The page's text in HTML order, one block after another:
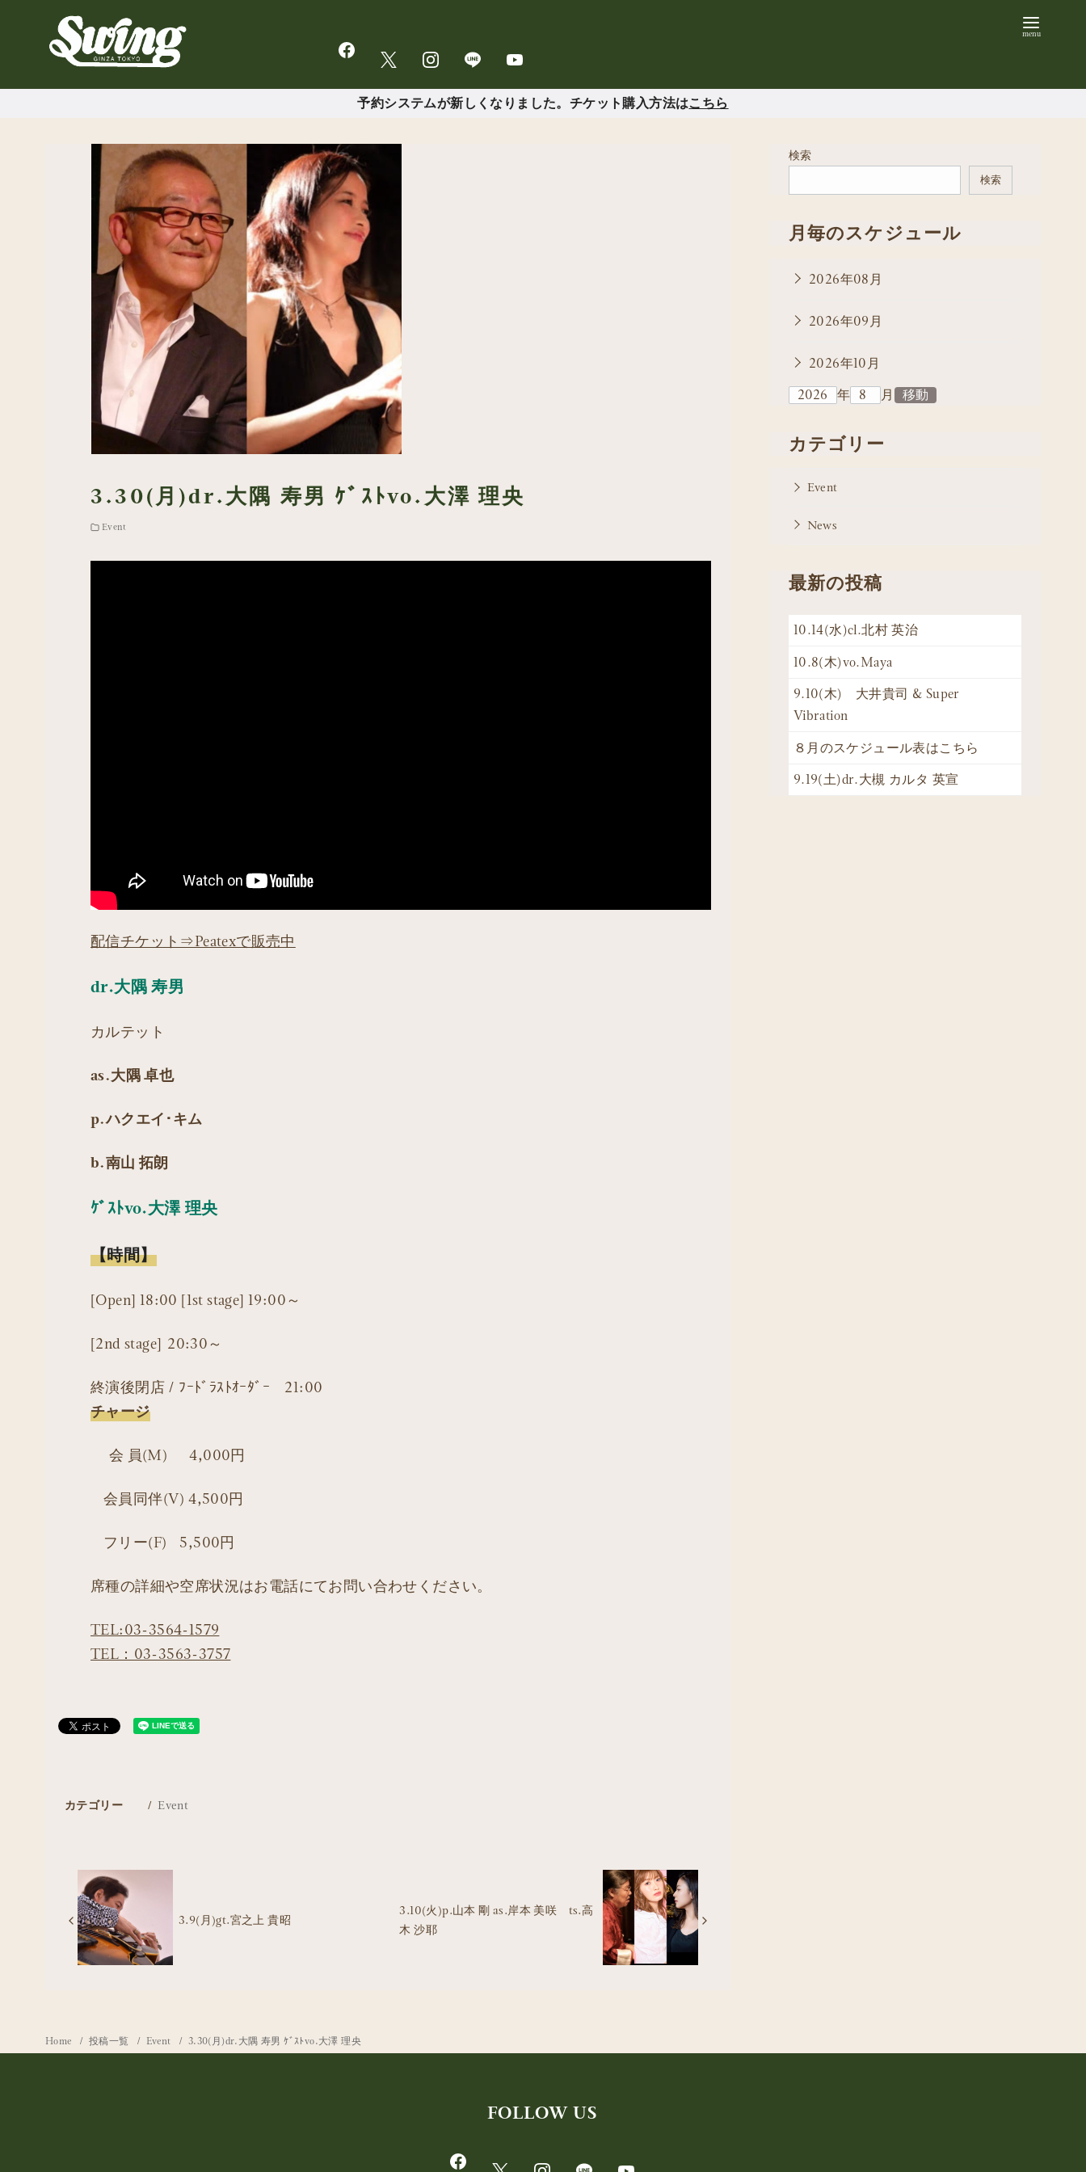
予約システムが新しくなりました。チケット購入方法はこちら
3.30(月)dr.大隅 寿男 ｹﾞｽﾄvo.大澤 理央
Event
配信チケット⇒Peatexで販売中
dr.大隅 寿男
カルテット
as.大隅 卓也
p.ハクエイ･キム
b.南山 拓朗
ｹﾞｽﾄvo.大澤 理央
【時間】
[Open] 18:00 [1st stage] 19:00～
[2nd stage] 20:30～
終演後閉店 / ﾌｰﾄﾞﾗｽﾄｵｰﾀﾞｰ 21:00
チャージ
会 員(M) 4,000円
会員同伴(V) 4,500円
フリー(F) 5,500円
席種の詳細や空席状況はお電話にてお問い合わせください。
TEL:03-3564-1579
TEL：03-3563-3757
カテゴリー Event
3.9(月)gt.宮之上 貴昭
3.10(火)p.山本 剛 as.岸本 美咲 ts.高
木 沙耶
検索
検索
月毎のスケジュール
2026年08月
2026年09月
2026年10月
年
月
カテゴリー
Event
News
最新の投稿
10.14(水)cl.北村 英治
10.8(木)vo.Maya
9.10(木) 大井貴司 & Super
Vibration
８月のスケジュール表はこちら
9.19(土)dr.大槻 カルタ 英宣
Home 投稿一覧 Event 3.30(月)dr.大隅 寿男 ｹﾞｽﾄvo.大澤 理央
FOLLOW US